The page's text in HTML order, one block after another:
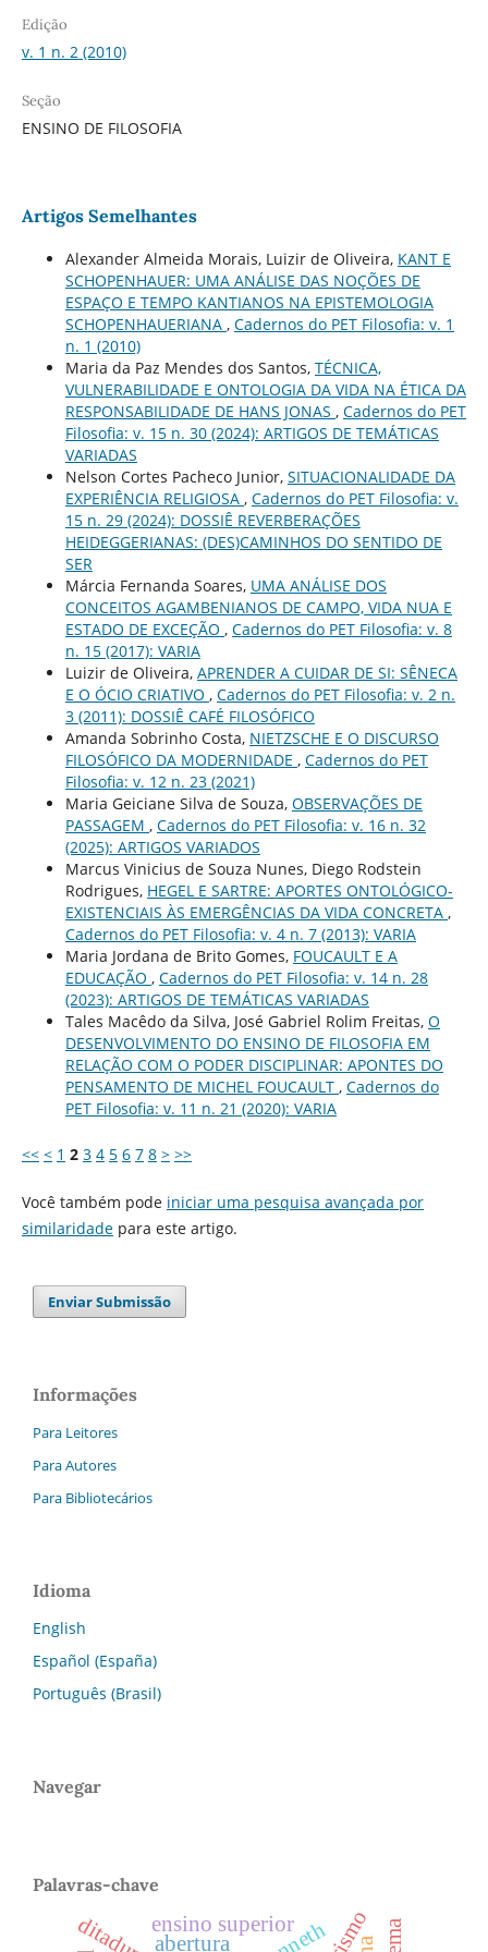
Edição
v. 1 n. 2 (2010)
Seção
ENSINO DE FILOSOFIA
Artigos Semelhantes
Alexander Almeida Morais, Luizir de Oliveira, KANT E
SCHOPENHAUER: UMA ANÁLISE DAS NOÇÕES DE
ESPAÇO E TEMPO KANTIANOS NA EPISTEMOLOGIA
SCHOPENHAUERIANA , Cadernos do PET Filosofia: v. 1
n. 1 (2010)
Maria da Paz Mendes dos Santos, TÉCNICA,
VULNERABILIDADE E ONTOLOGIA DA VIDA NA ÉTICA DA
RESPONSABILIDADE DE HANS JONAS , Cadernos do PET
Filosofia: v. 15 n. 30 (2024): ARTIGOS DE TEMÁTICAS
VARIADAS
Nelson Cortes Pacheco Junior, SITUACIONALIDADE DA
EXPERIÊNCIA RELIGIOSA , Cadernos do PET Filosofia: v.
15 n. 29 (2024): DOSSIÊ REVERBERAÇÕES
HEIDEGGERIANAS: (DES)CAMINHOS DO SENTIDO DE
SER
Márcia Fernanda Soares, UMA ANÁLISE DOS
CONCEITOS AGAMBENIANOS DE CAMPO, VIDA NUA E
ESTADO DE EXCEÇÃO , Cadernos do PET Filosofia: v. 8
n. 15 (2017): VARIA
Luizir de Oliveira, APRENDER A CUIDAR DE SI: SÊNECA
E O ÓCIO CRIATIVO , Cadernos do PET Filosofia: v. 2 n.
3 (2011): DOSSIÊ CAFÉ FILOSÓFICO
Amanda Sobrinho Costa, NIETZSCHE E O DISCURSO
FILOSÓFICO DA MODERNIDADE , Cadernos do PET
Filosofia: v. 12 n. 23 (2021)
Maria Geiciane Silva de Souza, OBSERVAÇÕES DE
PASSAGEM , Cadernos do PET Filosofia: v. 16 n. 32
(2025): ARTIGOS VARIADOS
Marcus Vinicius de Souza Nunes, Diego Rodstein
Rodrigues, HEGEL E SARTRE: APORTES ONTOLÓGICO-
EXISTENCIAIS ÀS EMERGÊNCIAS DA VIDA CONCRETA ,
Cadernos do PET Filosofia: v. 4 n. 7 (2013): VARIA
Maria Jordana de Brito Gomes, FOUCAULT E A
EDUCAÇÃO , Cadernos do PET Filosofia: v. 14 n. 28
(2023): ARTIGOS DE TEMÁTICAS VARIADAS
Tales Macêdo da Silva, José Gabriel Rolim Freitas, O
DESENVOLVIMENTO DO ENSINO DE FILOSOFIA EM
RELAÇÃO COM O PODER DISCIPLINAR: APONTES DO
PENSAMENTO DE MICHEL FOUCAULT , Cadernos do
PET Filosofia: v. 11 n. 21 (2020): VARIA
<< < 1 2 3 4 5 6 7 8 > >>
Você também pode iniciar uma pesquisa avançada por
similaridadepara este artigo.
Enviar Submissão
Informações
Para Leitores
Para Autores
Para Bibliotecários
Idioma
English
Español (España)
Português (Brasil)
Navegar
Palavras-chave
abertura
ensino superior